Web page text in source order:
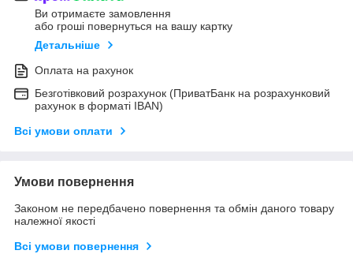
Ви отримаєте замовлення
або гроші повернуться на вашу картку
Детальніше
Оплата на рахунок
Безготівковий розрахунок (ПриватБанк на розрахунковий
рахунок в форматі IBAN)
Всі умови оплати
Умови повернення
Законом не передбачено повернення та обмін даного товару
належної якості
Всі умови повернення